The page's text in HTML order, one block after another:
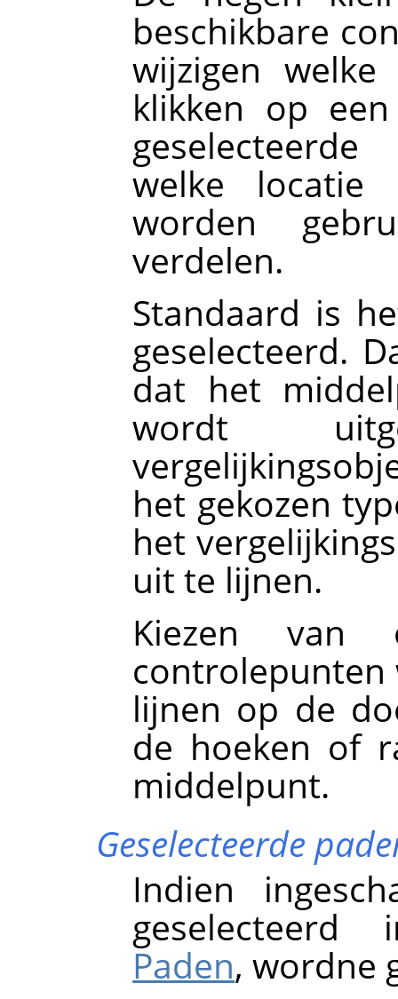
beschikbare
wijzigen
klikken op
welke
worden
verdelen.
Standaard is
geselecteerd.
dat het
wordt
het gekozen
het
uit te lijnen.
Kiezen van
lijnen op de
de hoeken of
middelpunt.
Geselecteerde
Indien
Paden, wordne